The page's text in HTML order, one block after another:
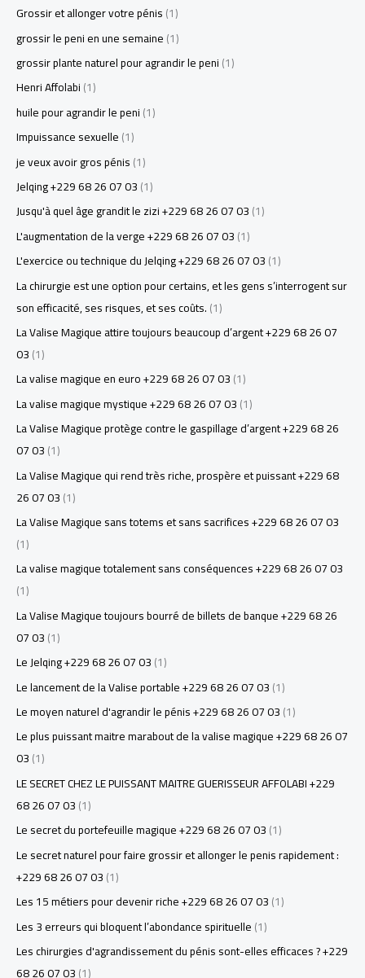
Grossir et allonger votre pénis(1)
grossir le peni en une semaine(1)
grossir plante naturel pour agrandir le peni(1)
Henri Affolabi(1)
huile pour agrandir le peni(1)
Impuissance sexuelle(1)
je veux avoir gros pénis(1)
Jelqing +229 68 26 07 03(1)
Jusqu'à quel âge grandit le zizi +229 68 26 07 03(1)
L'augmentation de la verge +229 68 26 07 03(1)
L'exercice ou technique du Jelqing +229 68 26 07 03(1)
La chirurgie est une option pour certains, et les gens s’interrogent sur
son efficacité, ses risques, et ses coûts.(1)
La Valise Magique attire toujours beaucoup d’argent +229 68 26 07
03(1)
La valise magique en euro +229 68 26 07 03(1)
La valise magique mystique +229 68 26 07 03(1)
La Valise Magique protège contre le gaspillage d’argent +229 68 26
07 03(1)
La Valise Magique qui rend très riche, prospère et puissant +229 68
26 07 03(1)
La Valise Magique sans totems et sans sacrifices +229 68 26 07 03
(1)
La valise magique totalement sans conséquences +229 68 26 07 03
(1)
La Valise Magique toujours bourré de billets de banque +229 68 26
07 03(1)
Le Jelqing +229 68 26 07 03(1)
Le lancement de la Valise portable +229 68 26 07 03(1)
Le moyen naturel d'agrandir le pénis +229 68 26 07 03(1)
Le plus puissant maitre marabout de la valise magique +229 68 26 07
03(1)
LE SECRET CHEZ LE PUISSANT MAITRE GUERISSEUR AFFOLABI +229
68 26 07 03(1)
Le secret du portefeuille magique +229 68 26 07 03(1)
Le secret naturel pour faire grossir et allonger le penis rapidement :
+229 68 26 07 03(1)
Les 15 métiers pour devenir riche +229 68 26 07 03(1)
Les 3 erreurs qui bloquent l’abondance spirituelle(1)
Les chirurgies d'agrandissement du pénis sont-elles efficaces ? +229
68 26 07 03(1)